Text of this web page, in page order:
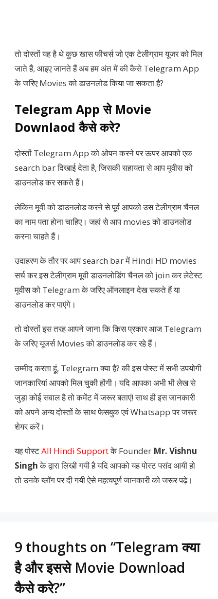
तो दोस्तों यह है थे कुछ खास फीचर्स जो एक टेलीग्राम यूजर को मिल
जाते हैं, आइए जानते हैं अब हम अंत में की कैसे Telegram App
के जरिए Movies को डाउनलोड किया जा सकता है?
Telegram App से Movie
Downlaod कैसे करे?
दोस्तों Telegram App को ओपन करने पर ऊपर आपको एक
search bar दिखाई देता है, जिसकी सहायता से आप मूवीस को
डाउनलोड कर सकते हैं।
लेकिन मूवी को डाउनलोड करने से पूर्व आपको उस टेलीग्राम चैनल
का नाम पता होना चाहिए। जहां से आप movies को डाउनलोड
करना चाहते हैं।
उदाहरण के तौर पर आप search bar में Hindi HD movies
सर्च कर इस टेलीग्राम मूवी डाउनलोडिंग चैनल को join कर लेटेस्ट
मूवीस को Telegram के जरिए ऑनलाइन देख सकते हैं या
डाउनलोड कर पाएंगे।
तो दोस्तों इस तरह आपने जाना कि किस प्रकार आज Telegram
के जरिए यूजर्स Movies को डाउनलोड कर रहे हैं।
उम्मीद करता हूं, Telegram क्या है? की इस पोस्ट में सभी उपयोगी
जानकारियां आपको मिल चुकी होंगी। यदि आपका अभी भी लेख से
जुड़ा कोई सवाल है तो कमेंट में जरूर बताएं! साथ ही इस जानकारी
को अपने अन्य दोस्तों के साथ फेसबुक एवं Whatsapp पर जरूर
शेयर करें।
यह पोस्टAll Hindi Supportके Founder Mr. Vishnu
Singhके द्वारा लिखी गयी है यदि आपको यह पोस्ट पसंद आयी हो
तो उनके ब्लॉग पर दी गयी ऐसे महत्वपूर्ण जानकारी को जरूर पढ़े।
9 thoughts on “Telegram क्या
है और इससे Movie Download
कैसे करे?”